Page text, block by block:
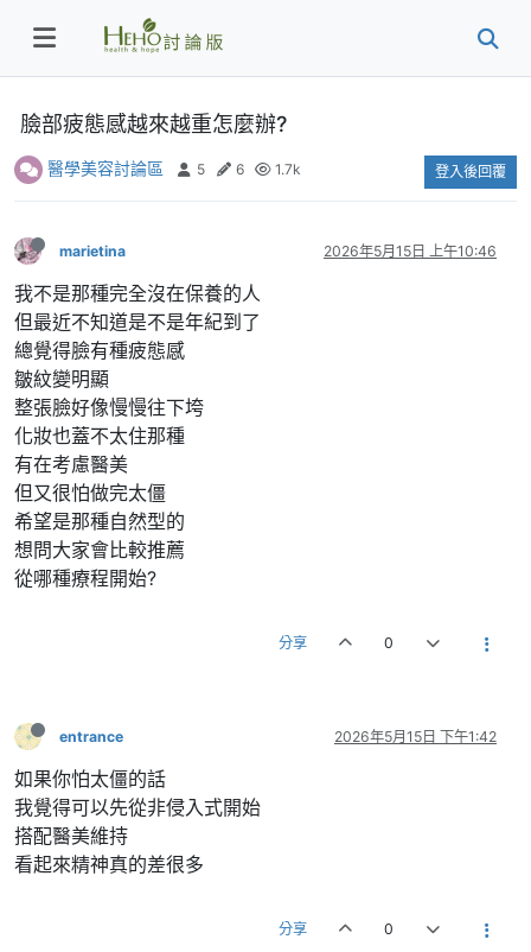
臉部疲態感越來越重怎麼辦?
醫學美容討論區 5 6 1.7k 登入後回覆
marietina 2026年5月15日 上午10:46
我不是那種完全沒在保養的人
但最近不知道是不是年紀到了
總覺得臉有種疲態感
皺紋變明顯
整張臉好像慢慢往下垮
化妝也蓋不太住那種
有在考慮醫美
但又很怕做完太僵
希望是那種自然型的
想問大家會比較推薦
從哪種療程開始?
分享 0
entrance 2026年5月15日 下午1:42
如果你怕太僵的話
我覺得可以先從非侵入式開始
搭配醫美維持
看起來精神真的差很多
分享 0